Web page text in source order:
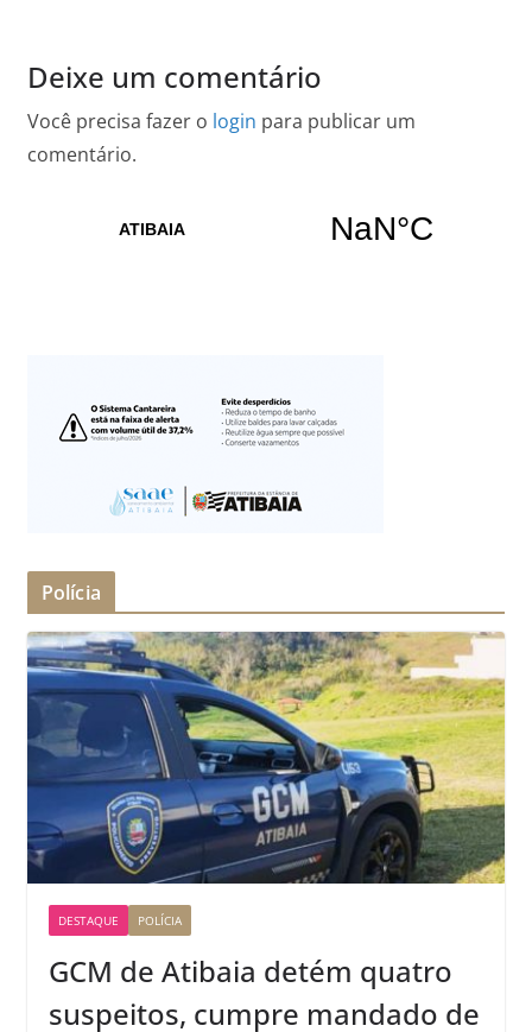
Deixe um comentário
Você precisa fazer o login para publicar um
comentário.
Polícia
DESTAQUE POLÍCIA
GCM de Atibaia detém quatro
suspeitos, cumpre mandado de